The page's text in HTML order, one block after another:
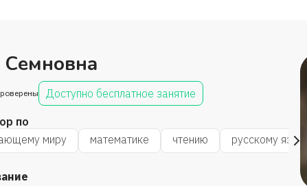
Семновна
Доступно бесплатное занятие
по
миру
математике чтению русскому языку